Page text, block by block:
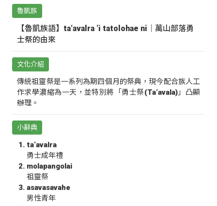
魯凱族
【魯凱族語】ta‘avalra ‘i tatolohae ni｜萬山部落勇
士祭的由來
文化介紹
傳統祖靈祭是一系列為期四個月的祭典，現今配合族人工
作求學濃縮為一天，並特別將「勇士祭(Ta‘avala)」凸顯
辦理。
小辭典
ta‘avalra
勇士成年禮
molapangolai
祖靈祭
asavasavahe
男性青年